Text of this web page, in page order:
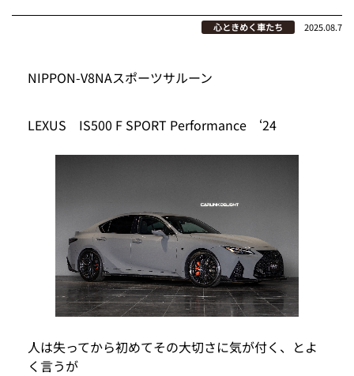
心ときめく車たち 2025.08.7
NIPPON-V8NAスポーツサルーン
LEXUS IS500 F SPORT Performance ‘24
人は失ってから初めてその大切さに気が付く、とよ
く言うが